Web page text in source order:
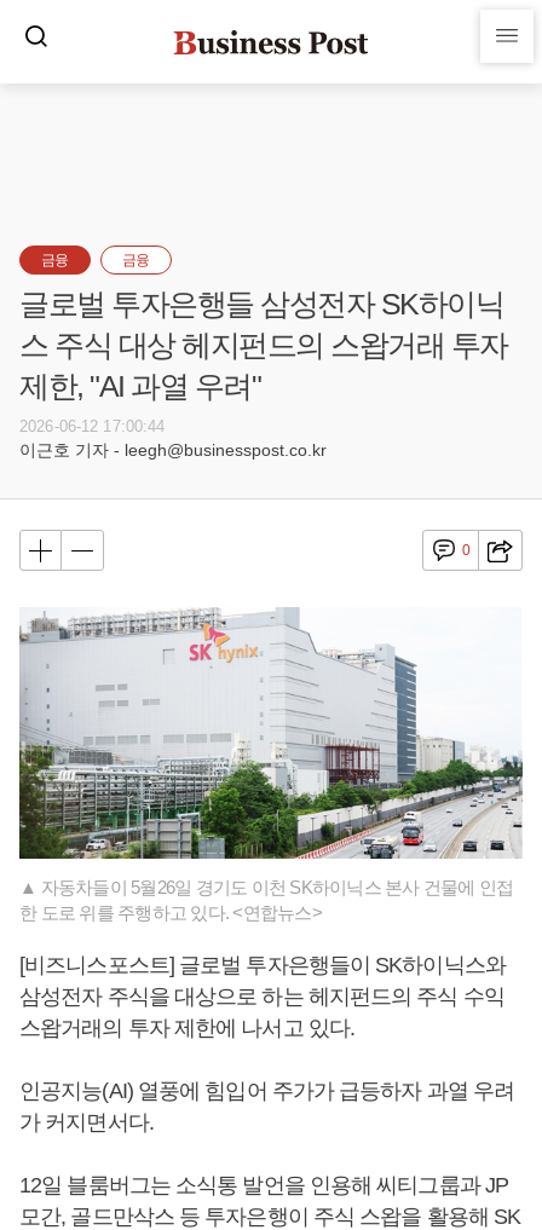
금융 금융
글로벌 투자은행들 삼성전자 SK하이닉
스 주식 대상 헤지펀드의 스왑거래 투자
제한, "AI 과열 우려"
2026-06-12 17:00:44
이근호 기자 - leegh@businesspost.co.kr
0
▲ 자동차들이 5월26일 경기도 이천 SK하이닉스 본사 건물에 인접
한 도로 위를 주행하고 있다. <연합뉴스>
[비즈니스포스트] 글로벌 투자은행들이 SK하이닉스와
삼성전자 주식을 대상으로 하는 헤지펀드의 주식 수익
스왑거래의 투자 제한에 나서고 있다.
인공지능(AI) 열풍에 힘입어 주가가 급등하자 과열 우려
가 커지면서다.
12일 블룸버그는 소식통 발언을 인용해 씨티그룹과 JP
모간, 골드만삭스 등 투자은행이 주식 스왑을 활용해 SK